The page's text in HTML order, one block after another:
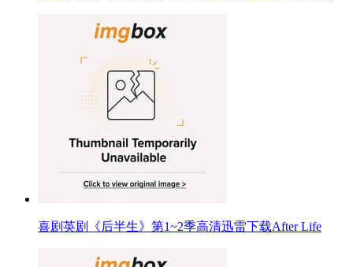
喜剧英剧《后半生》第1~2季高清迅雷下载After Life